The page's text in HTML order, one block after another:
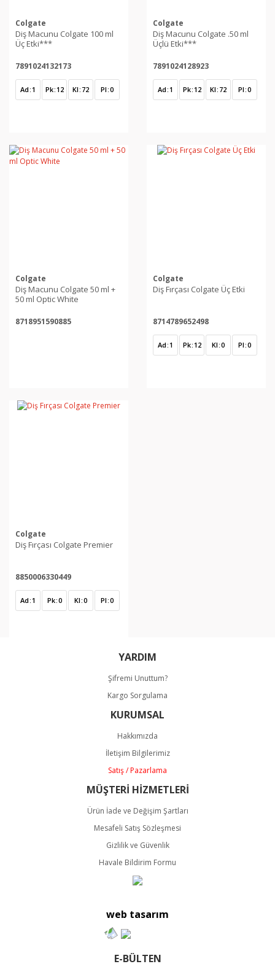
Colgate
Diş Macunu Colgate 100 ml
Üç Etki***
7891024132173
Ad 1 Pk 12 Kl 72 Pl 0
Colgate
Diş Macunu Colgate .50 ml
Üçlü Etki***
7891024128923
Ad 1 Pk 12 Kl 72 Pl 0
Colgate
Diş Macunu Colgate 50 ml +
50 ml Optic White
8718951590885
Colgate
Diş Fırçası Colgate Üç Etki
8714789652498
Ad 1 Pk 12 Kl 0 Pl 0
Colgate
Diş Fırçası Colgate Premier
8850006330449
Ad 1 Pk 0 Kl 0 Pl 0
YARDIM
Şifremi Unuttum?
Kargo Sorgulama
KURUMSAL
Hakkımızda
İletişim Bilgilerimiz
Satış / Pazarlama
MÜŞTERİ HİZMETLERİ
Ürün İade ve Değişim Şartları
Mesafeli Satış Sözleşmesi
Gizlilik ve Güvenlik
Havale Bildirim Formu
web tasarım
E-BÜLTEN